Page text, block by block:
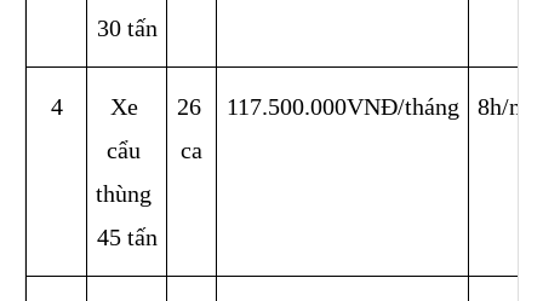
30 tấn
4
Xe
cẩu
thùng
45 tấn
26
ca
117.500.000VNĐ/tháng 8h/